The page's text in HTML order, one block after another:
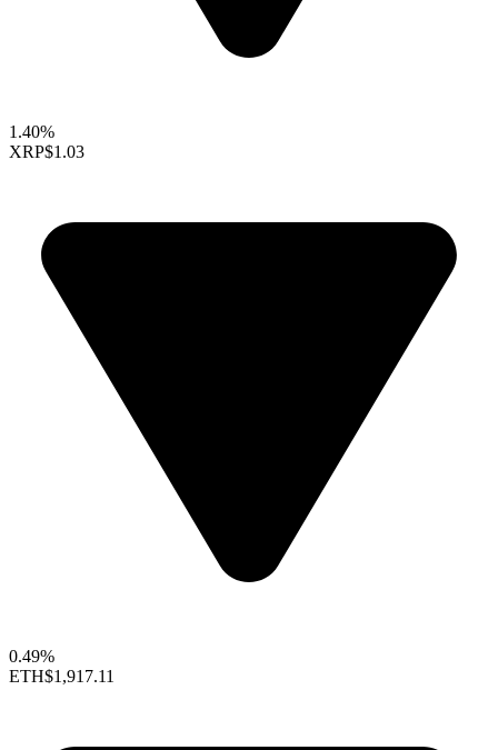
1.40%
XRP$1.03
0.49%
ETH$1,917.11